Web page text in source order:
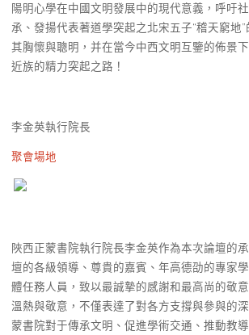
陽明心學在中國文明發展中的現代意義，呼吁社
承、發揚代表著道學突起之北宋五子“稽天窮地”
其胸懷與聰明，并在當今中西文明互鑒的佈景
近族的精力突起之路！
李金英執行院長
聚會場地
陜西正蒙書院執行院長李金英作為本次論壇的
壇的各級領導、尊貴的嘉賓、年高德劭的專家
體任務人員，致以最誠摯的感謝和最高尚的敬
溫熱與敬意，不僅表達了對各方支撐與參與的
蒙書院對于傳承文明、促進學術交通、推動教